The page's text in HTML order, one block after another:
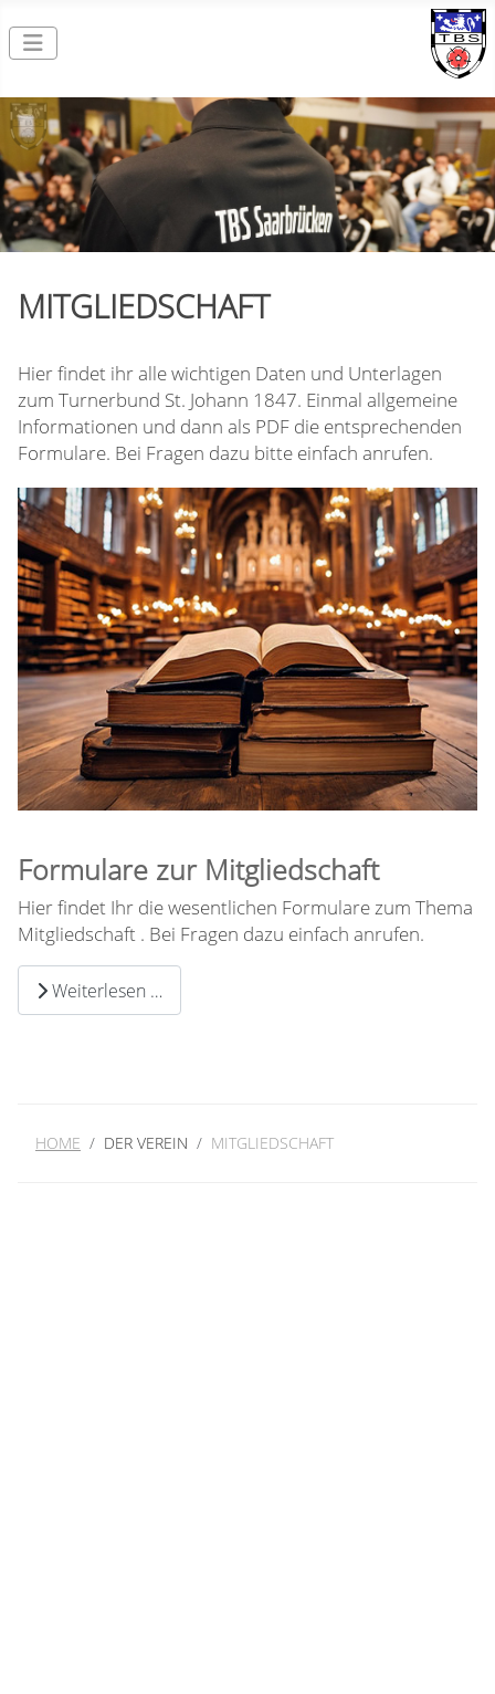
MITGLIEDSCHAFT
Hier findet ihr alle wichtigen Daten und Unterlagen
zum Turnerbund St. Johann 1847. Einmal allgemeine
Informationen und dann als PDF die entsprechenden
Formulare. Bei Fragen dazu bitte einfach anrufen.
Formulare zur Mitgliedschaft
Hier findet Ihr die wesentlichen Formulare zum Thema
Mitgliedschaft . Bei Fragen dazu einfach anrufen.
Weiterlesen …
HOME DER VEREIN MITGLIEDSCHAFT